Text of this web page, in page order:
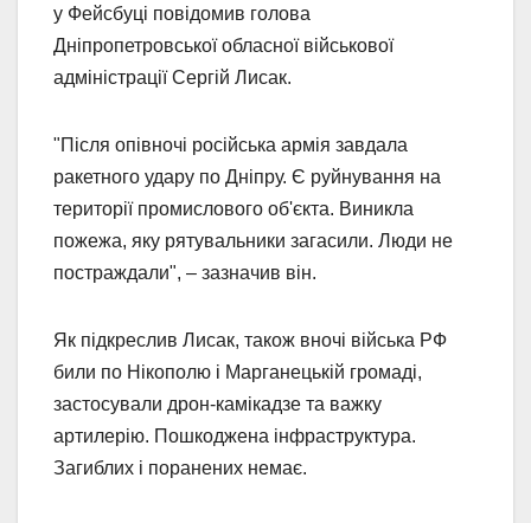
у Фейсбуці повідомив голова
Дніпропетровської обласної військової
адміністрації Сергій Лисак.
"Після опівночі російська армія завдала
ракетного удару по Дніпру. Є руйнування на
території промислового об'єкта. Виникла
пожежа, яку рятувальники загасили. Люди не
постраждали", – зазначив він.
Як підкреслив Лисак, також вночі війська РФ
били по Нікополю і Марганецькій громаді,
застосували дрон-камікадзе та важку
артилерію. Пошкоджена інфраструктура.
Загиблих і поранених немає.